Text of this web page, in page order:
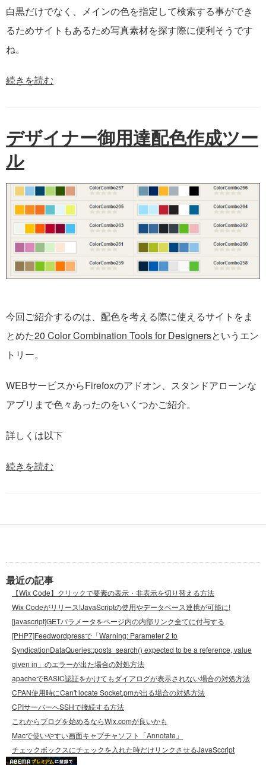
白黒だけでなく、メインの色を指定して検索する事ができ
るためサイトもあるため写真素材を探す際に便利そうです
ね。
続きを読む
デザイナー御用達配色作成ツー
ル
今回ご紹介するのは、配色を考える際に使えるサイトをま
とめた20 Color Combination Tools for Designersというエン
トリー。
WEBサービスからFirefoxのアドオン、スタンドアローンな
アプリまで色々あったのをいくつかご紹介。
詳しくは以下
続きを読む
最近の記事
【Wix Code】クリックで要素の表示・非表示を切り替える方法
Wix Codeがリリース!JavaScriptの使用やデータベース連携が可能に!
[javascript]GETパラメータをページ内の内部リンク全てに付与する
[PHP7]Feedwordpressで「Warning: Parameter 2 to
SyndicationDataQueries::posts_search() expected to be a reference, value
given in」のエラーが出た場合の対処方法
apacheでBASIC認証をかけてもダイアログが表示されない場合の対処方法
CPAN使用時にCan't locate Socket.pmが出る場合の対処方法
CPIサーバーへSSHで接続する方法
これからブログを始めるならWix.comが良いかも
Macで使いやすい画面キャプチャソフト「Annotate」
チェックボックスにチェックを入れた時だけリンクさせるJavaSccript